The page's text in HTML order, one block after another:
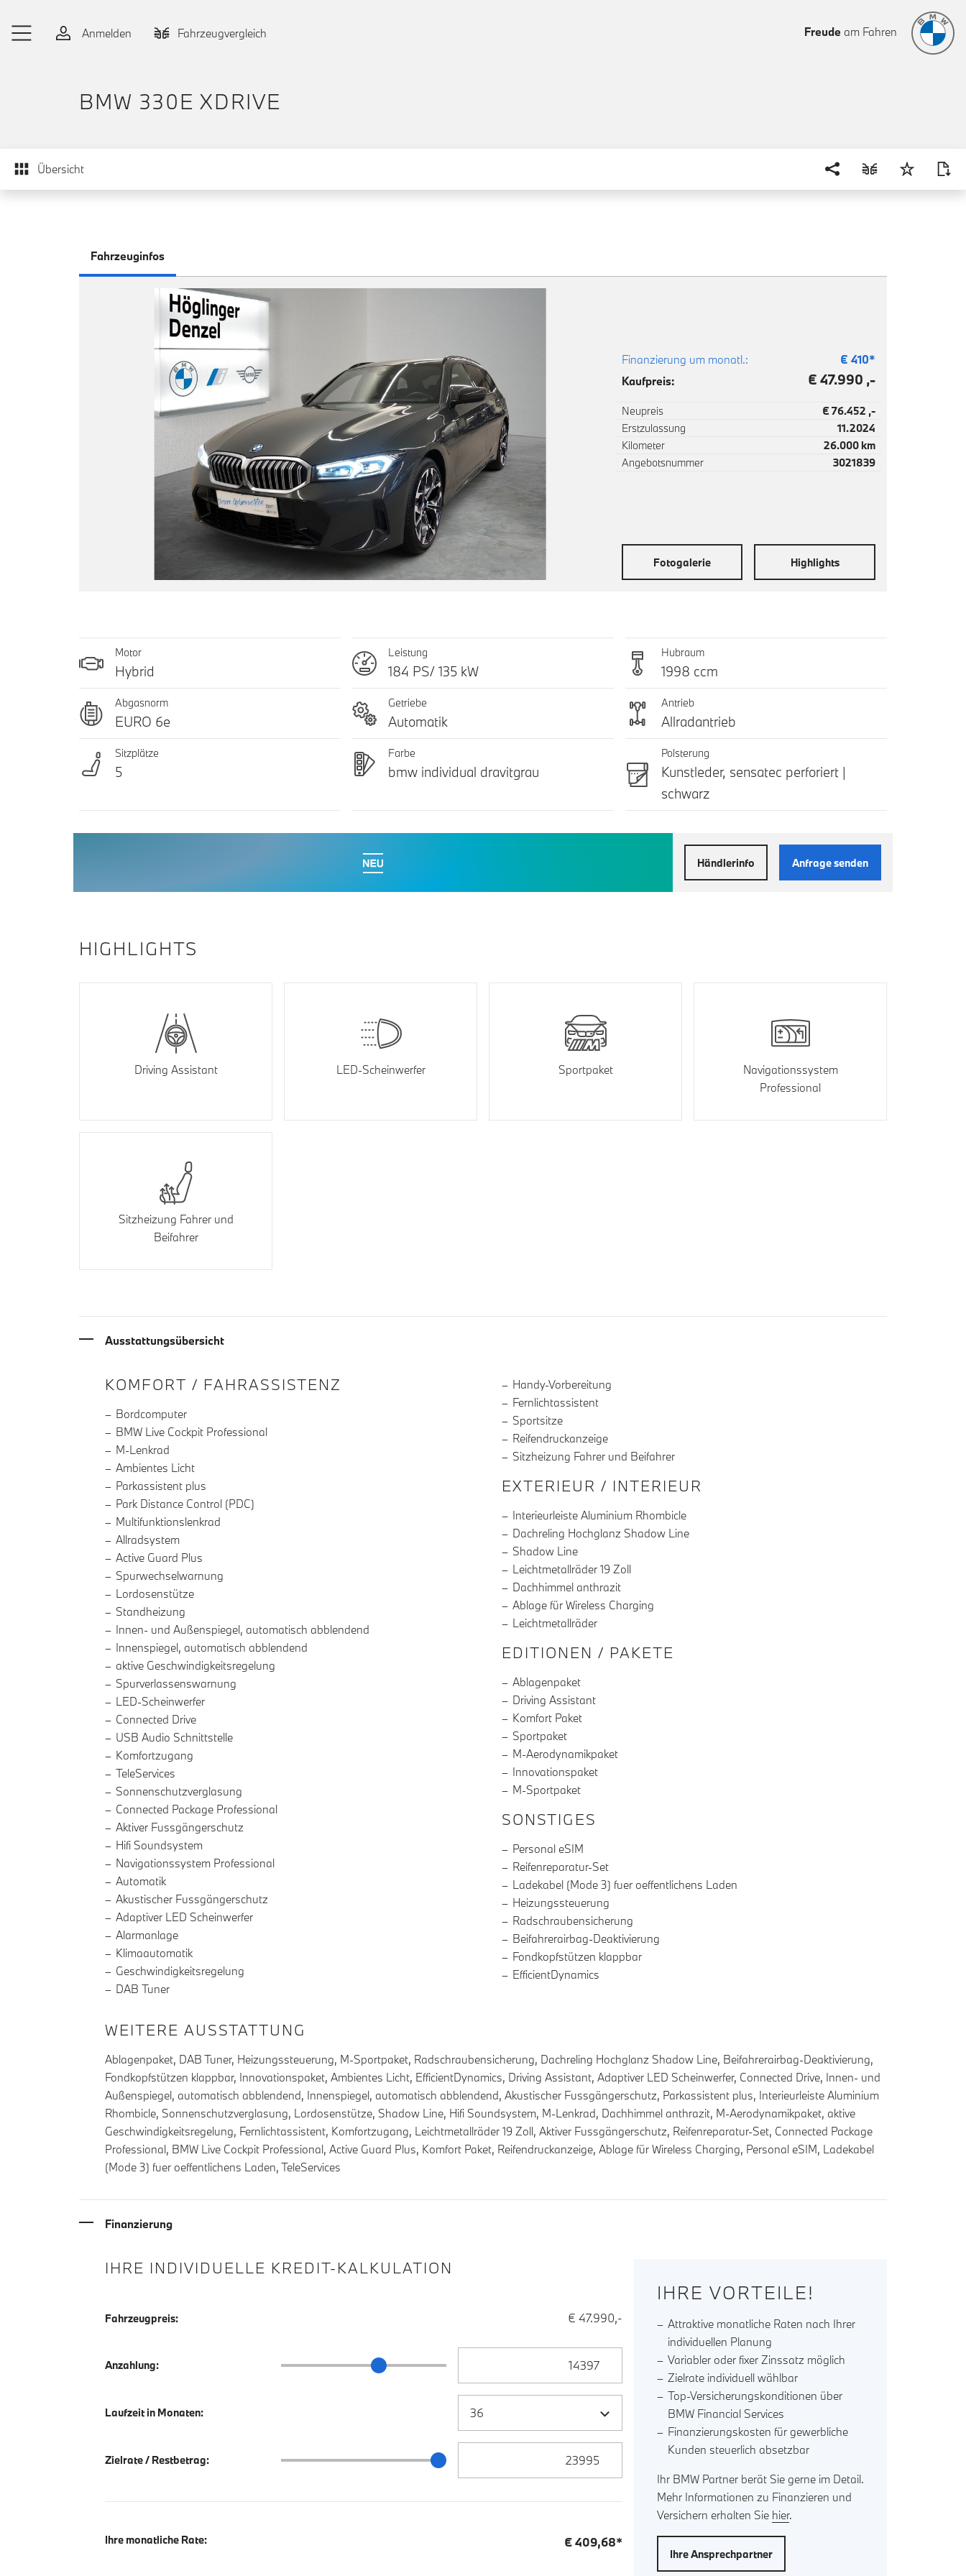
Anmelden
Fahrzeugvergleich Freude am Fahren
BMW 330E XDRIVE
Übersicht
Fahrzeuginfos
Finanzierung um monatl.: € 410*
Kaufpreis:
€ 47.990 ,-
Neupreis
€ 76.452 ,-
Erstzulassung
11.2024
Kilometer
26.000 km
Angebotsnummer
3021839
Fotogalerie Highlights
Motor
Hybrid
Leistung
184 PS/ 135 kW
Hubraum
1998 ccm
Abgasnorm
EURO 6e
Getriebe
Automatik
Antrieb
Allradantrieb
Sitzplätze
5
Farbe
bmw individual dravitgrau
Polsterung
Kunstleder, sensatec perforiert |
schwarz
Händlerinfo Anfrage senden
HIGHLIGHTS
Driving Assistant LED-Scheinwerfer Sportpaket
Navigationssystem
Professional
Sitzheizung Fahrer und
Beifahrer
Ausstattungsübersicht
INFORMATIONEN ÜBER DIE AUSSTATTUNG
KOMFORT / FAHRASSISTENZ
Bordcomputer
BMW Live Cockpit Professional
M-Lenkrad
Ambientes Licht
Parkassistent plus
Park Distance Control (PDC)
Multifunktionslenkrad
Allradsystem
Active Guard Plus
Spurwechselwarnung
Lordosenstütze
Standheizung
Innen- und Außenspiegel, automatisch abblendend
Innenspiegel, automatisch abblendend
aktive Geschwindigkeitsregelung
Spurverlassenswarnung
LED-Scheinwerfer
Connected Drive
USB Audio Schnittstelle
Komfortzugang
TeleServices
Sonnenschutzverglasung
Connected Package Professional
Aktiver Fussgängerschutz
Hifi Soundsystem
Navigationssystem Professional
Automatik
Akustischer Fussgängerschutz
Adaptiver LED Scheinwerfer
Alarmanlage
Klimaautomatik
Geschwindigkeitsregelung
DAB Tuner
Handy-Vorbereitung
Fernlichtassistent
Sportsitze
Reifendruckanzeige
Sitzheizung Fahrer und Beifahrer
EXTERIEUR / INTERIEUR
Interieurleiste Aluminium Rhombicle
Dachreling Hochglanz Shadow Line
Shadow Line
Leichtmetallräder 19 Zoll
Dachhimmel anthrazit
Ablage für Wireless Charging
Leichtmetallräder
EDITIONEN / PAKETE
Ablagenpaket
Driving Assistant
Komfort Paket
Sportpaket
M-Aerodynamikpaket
Innovationspaket
M-Sportpaket
SONSTIGES
Personal eSIM
Reifenreparatur-Set
Ladekabel (Mode 3) fuer oeffentlichens Laden
Heizungssteuerung
Radschraubensicherung
Beifahrerairbag-Deaktivierung
Fondkopfstützen klappbar
EfficientDynamics
WEITERE AUSSTATTUNG
Ablagenpaket, DAB Tuner, Heizungssteuerung, M-Sportpaket, Radschraubensicherung, Dachreling Hochglanz Shadow Line, Beifahrerairbag-Deaktivierung,
Fondkopfstützen klappbar, Innovationspaket, Ambientes Licht, EfficientDynamics, Driving Assistant, Adaptiver LED Scheinwerfer, Connected Drive, Innen- und
Außenspiegel, automatisch abblendend, Innenspiegel, automatisch abblendend, Akustischer Fussgängerschutz, Parkassistent plus, Interieurleiste Aluminium
Rhombicle, Sonnenschutzverglasung, Lordosenstütze, Shadow Line, Hifi Soundsystem, M-Lenkrad, Dachhimmel anthrazit, M-Aerodynamikpaket, aktive
Geschwindigkeitsregelung, Fernlichtassistent, Komfortzugang, Leichtmetallräder 19 Zoll, Aktiver Fussgängerschutz, Reifenreparatur-Set, Connected Package
Professional, BMW Live Cockpit Professional, Active Guard Plus, Komfort Paket, Reifendruckanzeige, Ablage für Wireless Charging, Personal eSIM, Ladekabel
(Mode 3) fuer oeffentlichens Laden, TeleServices
Finanzierung
IHRE INDIVIDUELLE KREDIT-KALKULATION
Fahrzeugpreis: € 47.990,-
Anzahlung: Anzahlung Schieberegler
Laufzeit in Monaten:
Zielrate / Restbetrag: Zielrate / Restbetrag Schieberegler
Ihre monatliche Rate: €409,68*
IHRE VORTEILE!
Attraktive monatliche Raten nach Ihrer
individuellen Planung
Variabler oder fixer Zinssatz möglich
Zielrate individuell wählbar
Top-Versicherungskonditionen über
BMW Financial Services
Finanzierungskosten für gewerbliche
Kunden steuerlich absetzbar
Ihr BMW Partner berät Sie gerne im Detail.
Mehr Informationen zu Finanzieren und
Versichern erhalten Sie hier.
Ihre Ansprechpartner